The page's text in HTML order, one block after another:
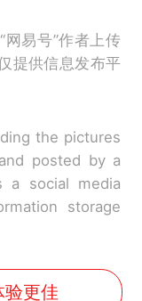
易号”作者上传
提供信息发布平
the pictures
posted by a
a social media
storage
更佳